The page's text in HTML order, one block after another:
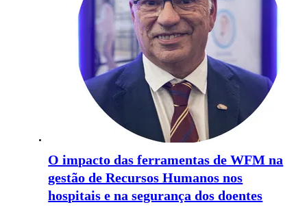
O impacto das ferramentas de WFM na
gestão de Recursos Humanos nos
hospitais e na segurança dos doentes